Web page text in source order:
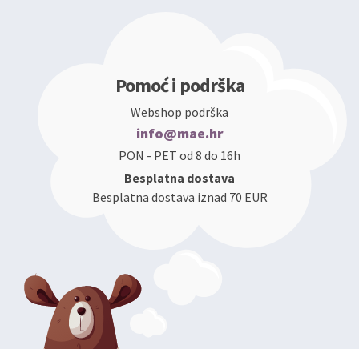
Pomoć i podrška
Webshop podrška
info@mae.hr
PON - PET od 8 do 16h
Besplatna dostava
Besplatna dostava iznad 70 EUR